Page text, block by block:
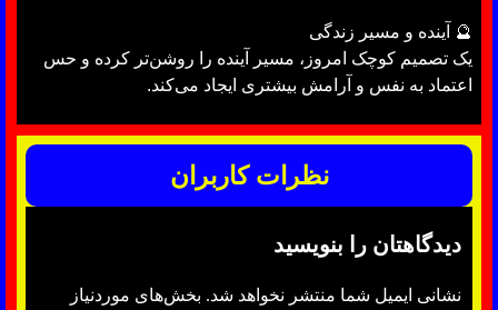
🔮 آینده و مسیر زندگی
یک تصمیم کوچک امروز، مسیر آینده را روشن‌تر کرده و حس
اعتماد به نفس و آرامش بیشتری ایجاد می‌کند.
نظرات کاربران
دیدگاهتان را بنویسید
نشانی ایمیل شما منتشر نخواهد شد. بخش‌های موردنیاز